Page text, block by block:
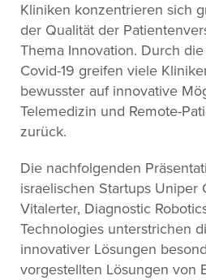
Kliniken konzentrieren sich
der Qualität der
Thema Innovation. Durch
Covid-19 greifen viele
bewusster auf innovative
Telemedizin und Remote-
zurück.
Die nachfolgenden
israelischen Startups Uniper
Vitalerter, Diagnostic
Technologies unterstrichen
innovativer Lösungen
vorgestellten Lösungen von